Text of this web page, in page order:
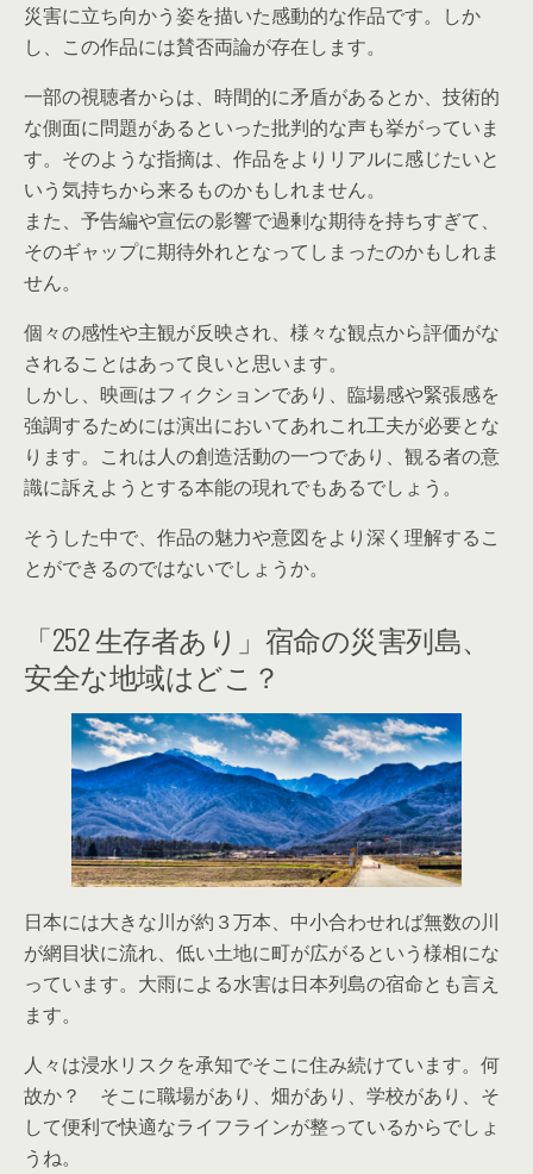
災害に立ち向かう姿を描いた感動的な作品です。しか
し、この作品には賛否両論が存在します。
一部の視聴者からは、時間的に矛盾があるとか、技術的
な側面に問題があるといった批判的な声も挙がっていま
す。そのような指摘は、作品をよりリアルに感じたいと
いう気持ちから来るものかもしれません。
また、予告編や宣伝の影響で過剰な期待を持ちすぎて、
そのギャップに期待外れとなってしまったのかもしれま
せん。
個々の感性や主観が反映され、様々な観点から評価がな
されることはあって良いと思います。
しかし、映画はフィクションであり、臨場感や緊張感を
強調するためには演出においてあれこれ工夫が必要とな
ります。これは人の創造活動の一つであり、観る者の意
識に訴えようとする本能の現れでもあるでしょう。
そうした中で、作品の魅力や意図をより深く理解するこ
とができるのではないでしょうか。
「252 生存者あり」宿命の災害列島、
安全な地域はどこ？
日本には大きな川が約３万本、中小合わせれば無数の川
が網目状に流れ、低い土地に町が広がるという様相にな
っています。大雨による水害は日本列島の宿命とも言え
ます。
人々は浸水リスクを承知でそこに住み続けています。何
故か？ そこに職場があり、畑があり、学校があり、そ
して便利で快適なライフラインが整っているからでしょ
うね。